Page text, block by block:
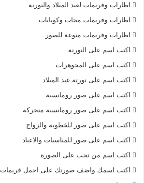
اطارات وفريمات لعيد الميلاد والتورتة
اطارات وفريمات مجات وكوبايات
اطارات وفريمات منوعة للصور
اكتب اسم على التورتة
اكتب اسم على المجوهرات
اكتب اسم على تورتة عيد الميلاد
اكتب اسم على صور رومانسية
اكتب اسم على صور رومانسية متحركة
اكتب اسم على صور للخطوبة والزواج
اكتب اسم على صور للمناسبات والاعياد
اكتب اسم من تحب على الصورة
اكتب اسمك واضف صورتك على اجمل فريمات